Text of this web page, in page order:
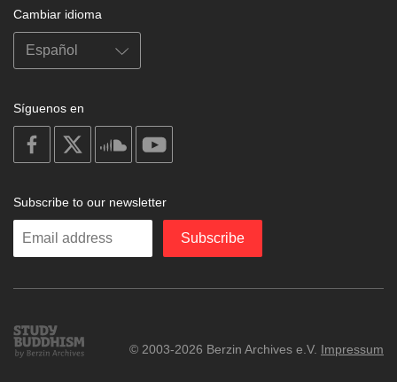
Cambiar idioma
Síguenos en
on
facebook
soundcloud
Subscribe to our newsletter
Enter
Subscribe
Study
Buddhism
© 2003-2026 Berzin Archives e.V. Impressum